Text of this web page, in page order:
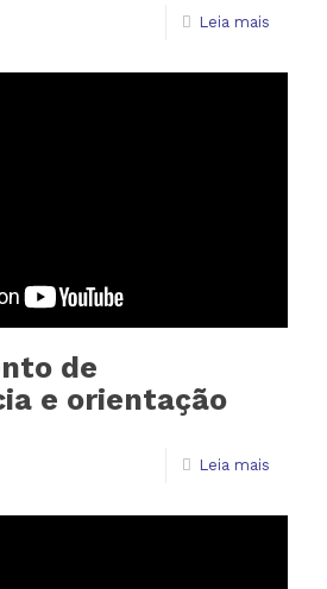
Leia mais
de
e orientação
Leia mais